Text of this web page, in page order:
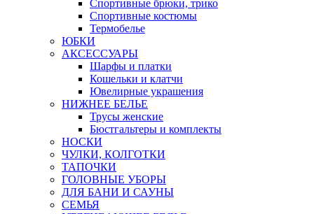
Спортивные брюки, трико
Спортивные костюмы
Термобелье
ЮБКИ
AКСЕССУАРЫ
Шарфы и платки
Кошельки и клатчи
Ювелирные украшения
НИЖНЕЕ БЕЛЬЕ
Трусы женские
Бюстгальтеры и комплекты
НОСКИ
ЧУЛКИ, КОЛГОТКИ
ТАПОЧКИ
ГОЛОВНЫЕ УБОРЫ
ДЛЯ БАНИ И САУНЫ
СЕМЬЯ